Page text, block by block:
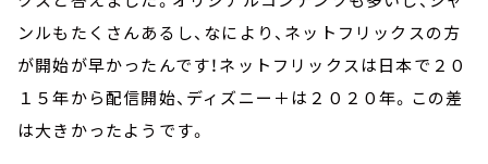
ンルもたくさんあるし、なにより、ネットフリックスの方
が開始が早かったんです！ネットフリックスは日本で２０
１５年から配信開始、ディズニー＋は２０２０年。この差
は大きかったようです。